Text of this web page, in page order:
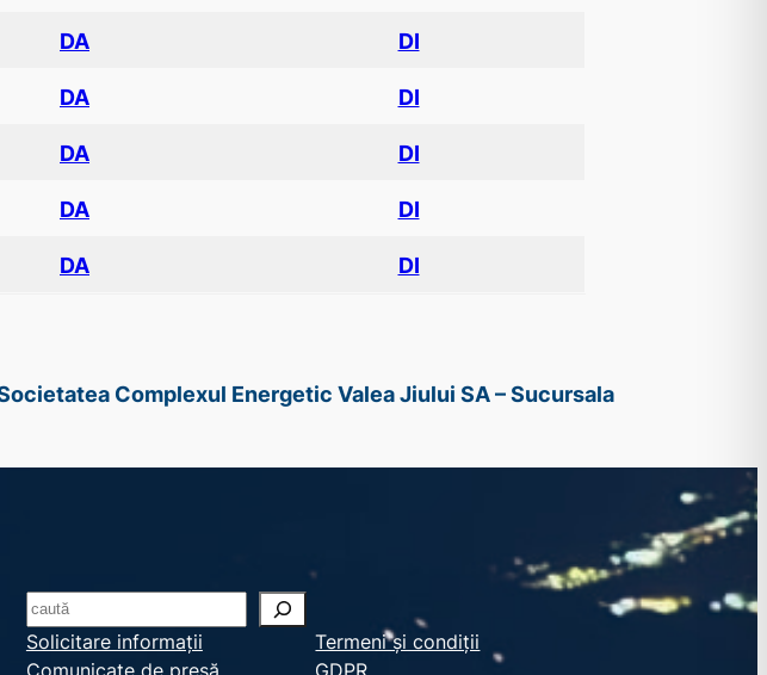
DA DI
DA DI
DA DI
DA DI
DA DI
Complexul Energetic Valea Jiului SA – Sucursala
S
e
Solicitare informații
Comunicate de presă
Termeni și condiții
GDPR